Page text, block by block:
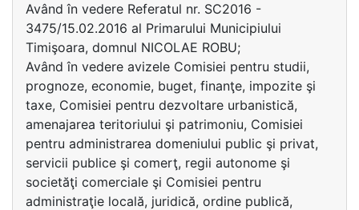
Având în vedere Referatul nr. SC2016 -
3475/15.02.2016 al Primarului Municipiului
Timişoara, domnul NICOLAE ROBU;
Având în vedere avizele Comisiei pentru studii,
prognoze, economie, buget, finanţe, impozite şi
taxe, Comisiei pentru dezvoltare urbanistică,
amenajarea teritoriului şi patrimoniu, Comisiei
pentru administrarea domeniului public şi privat,
servicii publice şi comerţ, regii autonome şi
societăţi comerciale şi Comisiei pentru
administraţie locală, juridică, ordine publică,